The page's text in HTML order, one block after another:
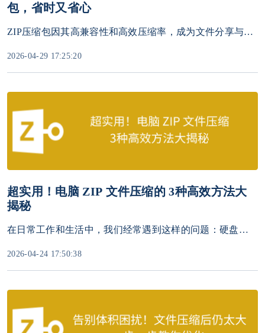
包，省时又省心
ZIP压缩包因其高兼容性和高效压缩率，成为文件分享与存储的常用格式。无论是整理工作资料、发送大量图片，还是节省存储空间，掌握快速生成ZIP的方法能大幅提升效率。本文将介绍2种核心方法，无需复杂操作，3步即可完成压缩。
2026-04-29 17:25:20
超实用！电脑 ZIP 文件压缩的 3种高效方法大
揭秘
在日常工作和生活中，我们经常遇到这样的问题：硬盘空间告急、邮件附件超过限制、大量文档照片需要整理传输……这时候，ZIP压缩就成了最方便、最通用的解决方案。下面本文将为你系统讲解 ZIP 文件的压缩原理、操作步骤，，帮你轻松释放存储空间、提升文件传输效率。
2026-04-24 17:50:38